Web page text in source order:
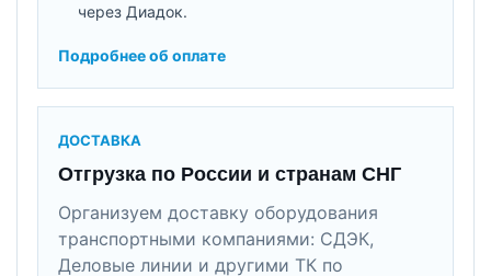
через Диадок.
Подробнее об оплате
ДОСТАВКА
Отгрузка по России и странам СНГ
Организуем доставку оборудования
транспортными компаниями: СДЭК,
Деловые линии и другими ТК по